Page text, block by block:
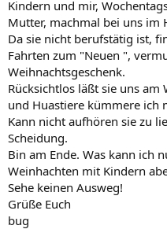
Kindern und mir,
Mutter, machmal bei uns im
Da sie nicht berufstätig ist,
Fahrten zum "Neuen ",
Weihnachtsgeschenk.
Rücksichtlos läßt sie uns
und Huastiere kümmere ich
Kann nicht aufhören sie zu
Scheidung.
Bin am Ende. Was kann ich
Weinhachten mit Kindern
Sehe keinen Ausweg!
Grüße Euch
bug